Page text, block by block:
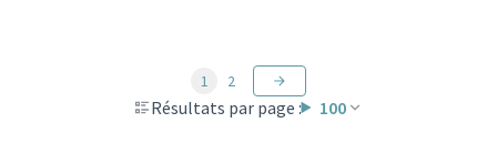
Résultats par page : 100
1 2